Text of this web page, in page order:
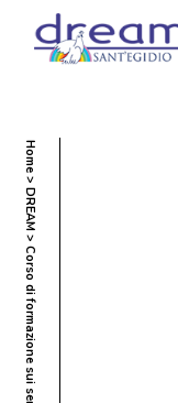
Home
DREAM